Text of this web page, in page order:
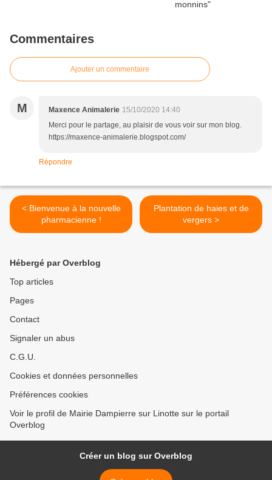
Commentaires
Ajouter un commentaire
M Maxence Animalerie 15/10/2020 14:40
Merci pour le partage, au plaisir de vous voir sur mon blog.
https://maxence-animalerie.blogspot.com/
Répondre
< Bienvenue à la nouvelle
pharmacienne !
Plantation de haies et de
vergers >
Hébergé par Overblog
Top articles
Pages
Contact
Signaler un abus
C.G.U.
Cookies et données personnelles
Préférences cookies
Voir le profil de Mairie Dampierre sur Linotte sur le portail
Overblog
Créer un blog sur Overblog